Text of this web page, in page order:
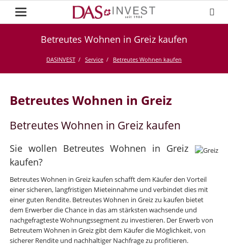
Betreutes Wohnen in Greiz kaufen
DASINVEST Service Betreutes Wohnen kaufen
Betreutes Wohnen in Greiz
Betreutes Wohnen in Greiz kaufen
Sie wollen Betreutes Wohnen in Greiz
kaufen?
Betreutes Wohnen in Greiz kaufen schafft dem Käufer den Vorteil
einer sicheren, langfristigen Mieteinnahme und verbindet dies mit
einer guten Rendite. Betreutes Wohnen in Greiz zu kaufen bietet
dem Erwerber die Chance in das am stärksten wachsende und
nachgefragteste Wohnungssegment zu investieren. Der Erwerb von
Betreutem Wohnen in Greiz gibt dem Käufer die Möglichkeit, von
sicherer Rendite und nachhaltiger Nachfrage zu profitieren.